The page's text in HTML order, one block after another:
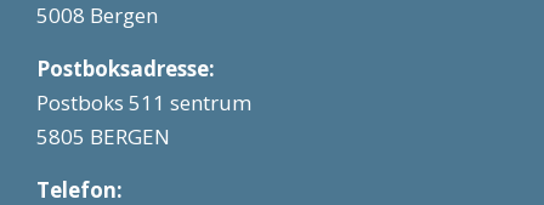
5008 Bergen
Postboksadresse:
Postboks 511 sentrum
5805 BERGEN
Telefon: